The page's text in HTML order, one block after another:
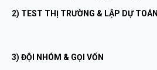
2) TEST THỊ TRƯỜNG & LẬP DỰ TOÁN
3) ĐỘI NHÓM & GỌI VỐN